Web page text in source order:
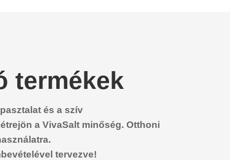
termékek
és a szív
a VivaSalt minőség. Otthoni
tervezve!